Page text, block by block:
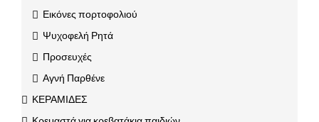
Εικόνες πορτοφολιού
Ψυχοφελή Ρητά
Προσευχές
Αγνή Παρθένε
ΚΕΡΑΜΙΔΕΣ